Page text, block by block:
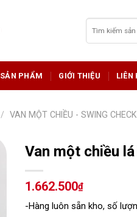
kiếm:
SẢN PHẨM GIỚI THIỆU LIÊN
/
VAN MỘT CHIỀU - SWING
Van một chiều
1.662.500₫
-Hàng luôn sẵn kho, số